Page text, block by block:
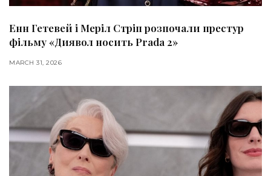
Енн Гетевей і Меріл Стріп розпочали престур
фільму «Диявол носить Prada 2»
MARCH 31, 2026